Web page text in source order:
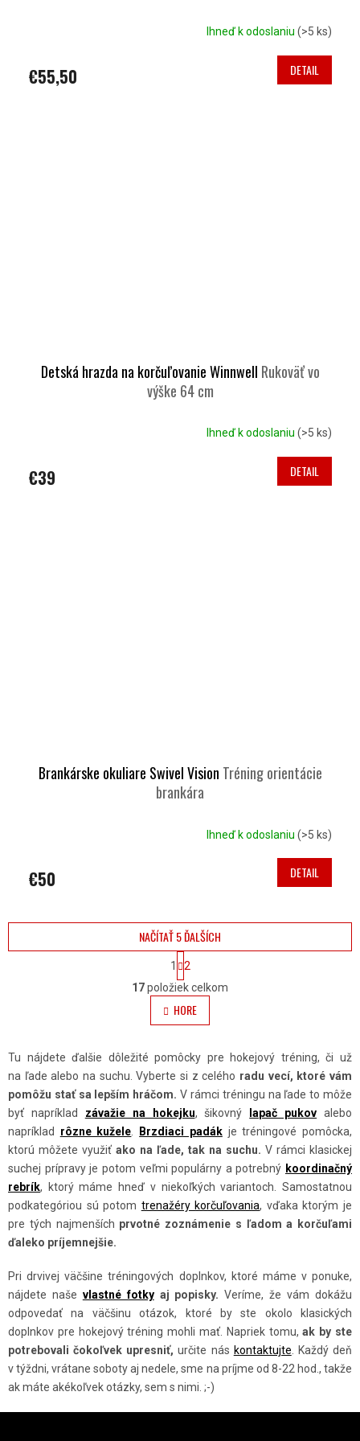
Ihneď k odoslaniu (>5 ks)
€55,50 DETAIL
Detská hrazda na korčuľovanie Winnwell Rukoväť vo
výške 64 cm
Ihneď k odoslaniu (>5 ks)
€39 DETAIL
Brankárske okuliare Swivel Vision Tréning orientácie
brankára
Ihneď k odoslaniu (>5 ks)
€50 DETAIL
O
V
L
Á
D
A
C
I
E
P
R
V
V
Ý
P
I
S
U
NAČÍTAŤ 5 ĎALŠÍCH
S
T
R
Á
N
K
V
A
N
I
E
1
2
17položiek celkom
HORE
Tu nájdete ďalšie dôležité pomôcky pre hokejový tréning, či už
na ľade alebo na suchu. Vyberte si z celého radu vecí, ktoré vám
pomôžu stať sa lepším hráčom. V rámci tréningu na ľade to môže
byť napríklad závažie na hokejku, šikovný lapač pukov alebo
napríklad rôzne kužele Brzdiaci padákje tréningové pomôcka,
ktorú môžete využiť ako na ľade, tak na suchu. V rámci klasickej
suchej prípravy je potom veľmi populárny a potrebný koordinačný
rebrík, ktorý máme hneď v niekoľkých variantoch. Samostatnou
podkategóriou sú potom trenažéry korčuľovania, vďaka ktorým je
pre tých najmenších prvotné zoznámenie s ľadom a korčuľami
ďaleko príjemnejšie.
Pri drvivej väčšine tréningových doplnkov, ktoré máme v ponuke,
nájdete naše vlastné fotkyaj popisky. Veríme, že vám dokážu
odpovedať na väčšinu otázok, ktoré by ste okolo klasických
doplnkov pre hokejový tréning mohli mať. Napriek tomu,ak by ste
potrebovali čokoľvek upresniť, určite nás kontaktujte . Každý deň
v týždni, vrátane soboty aj nedele, sme na príjme od 8-22 hod., takže
ak máte akékoľvek otázky, sem s nimi. ;-)
Z